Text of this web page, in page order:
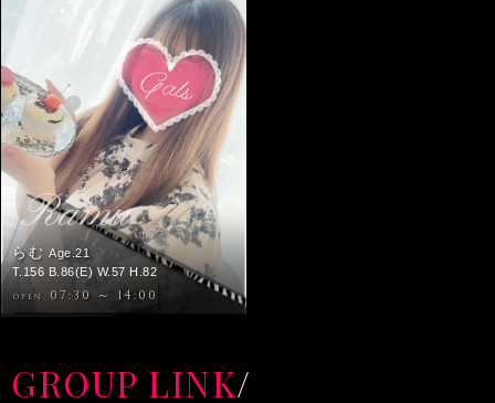
Ramu
らむ Age.21
T.156 B.86(E) W.57 H.82
OPEN. 07:30 ～ 14:00
GROUP LINK/